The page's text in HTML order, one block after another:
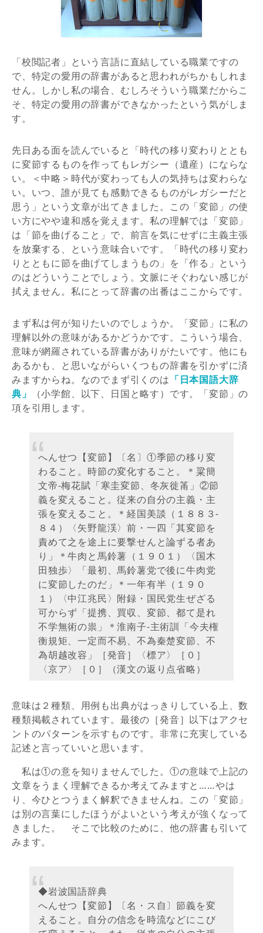
「校閲記者」という言語に直結している職業ですの
で、特定の愛用の辞書があると思われがちかもしれま
せん。しかし私の場合、むしろそういう職業だからこ
そ、特定の愛用の辞書ができなかったという気がしま
す。
先日ある面を読んでいると「時代の移り変わりととも
に変節するものを作ってもレガシー（遺産）にならな
い。＜中略＞時代が変わっても人の気持ちは変わらな
い。いつ、誰が見ても感動できるものがレガシーだと
思う」という文章が出てきました。この「変節」の使
い方にやや違和感を覚えます。私の理解では「変節」
は「節を曲げること」で、前言を気にせずに主義主張
を放棄する、という意味合いです。「時代の移り変わ
りとともに節を曲げてしまうもの」を「作る」という
のはどういうことでしょう。文脈にそぐわない感じが
拭えません。私にとって辞書の出番はここからです。
まず私は何が知りたいのでしょうか。「変節」に私の
理解以外の意味があるかどうかです。こういう場合、
意味が網羅されている辞書がありがたいです。他にも
あるかも、と思いながらいくつもの辞書を引かずに済
みますからね。なのでまず引くのは 「日本国語大辞
典」
（小学館、以下、日国と略す）です。「変節」の
項を引用します。
へんせつ【変節】〔名〕①季節の移り変
わること。時節の変化すること。＊粱簡
文帝-梅花賦「寒圭変節、冬灰徙筩」②節
義を変えること。従来の自分の主義・主
張を変えること。＊経国美談（１８８３-
８４）〈矢野龍渓〉前・一四「其変節を
責めて之を途上に要撃せんと論ずる者あ
り」＊牛肉と馬鈴薯（１９０１）〈国木
田独歩〉「最初、馬鈴薯党で後に牛肉党
に変節したのだ」＊一年有半（１９０
１）〈中江兆民〉附録・国民党生ぜざる
可からず「提携、買収、変節、都て是れ
不学無術の祟」＊淮南子-主術訓「今夫権
衡規矩、一定而不易、不為秦楚変節、不
為胡越改容」［発音］〈標ア〉［０］
〈京ア〉［０］（漢文の返り点省略）
意味は２種類、用例も出典がはっきりしている上、数
種類掲載されています。最後の［発音］以下はアクセ
ントのパターンを示すものです。非常に充実している
記述と言っていいと思います。
私は①の意を知りませんでした。①の意味で上記の
文章をうまく理解できるか考えてみますと……やは
り、今ひとつうまく解釈できませんね。この「変節」
は別の言葉にしたほうがよいという考えが強くなって
きました。 そこで比較のために、他の辞書も引いて
みます。
◆岩波国語辞典
へんせつ【変節】〔名・ス自〕節義を変
えること。自分の信念を時流などにこび